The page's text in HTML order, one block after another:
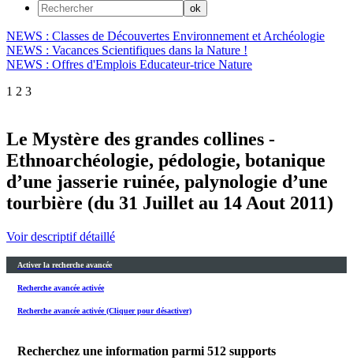
NEWS : Classes de Découvertes Environnement et Archéologie
NEWS : Vacances Scientifiques dans la Nature !
NEWS : Offres d'Emplois Educateur-trice Nature
1 2 3
Le Mystère des grandes collines -
Ethnoarchéologie, pédologie, botanique
d’une jasserie ruinée, palynologie d’une
tourbière (du 31 Juillet au 14 Aout 2011)
Voir descriptif détaillé
Activer la recherche avancée
Recherche avancée activée
Recherche avancée activée (Cliquer pour désactiver)
Recherchez une information parmi 512 supports